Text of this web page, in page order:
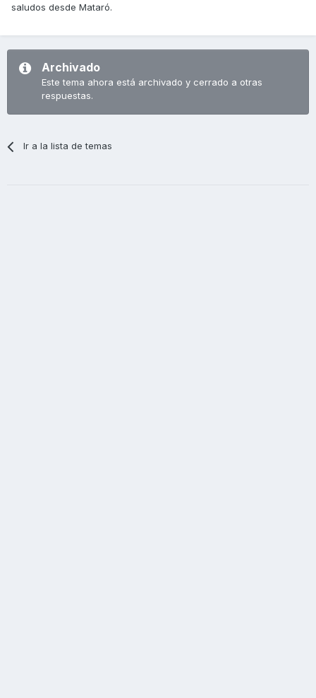
saludos desde Mataró.
Archivado
Este tema ahora está archivado y cerrado a otras
respuestas.
Ir a la lista de temas